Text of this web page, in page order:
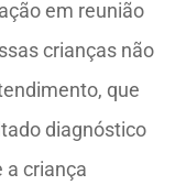
em reunião
crianças não
que
diagnóstico
a criança